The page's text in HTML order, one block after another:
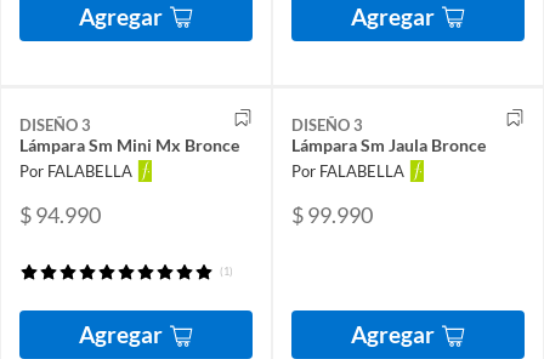
Agregar Agregar
DISEÑO 3
Lámpara Sm Mini Mx Bronce
Por FALABELLA
$ 94.990
(1)
Agregar
DISEÑO 3
Lámpara Sm Jaula Bronce
Por FALABELLA
$ 99.990
Agregar